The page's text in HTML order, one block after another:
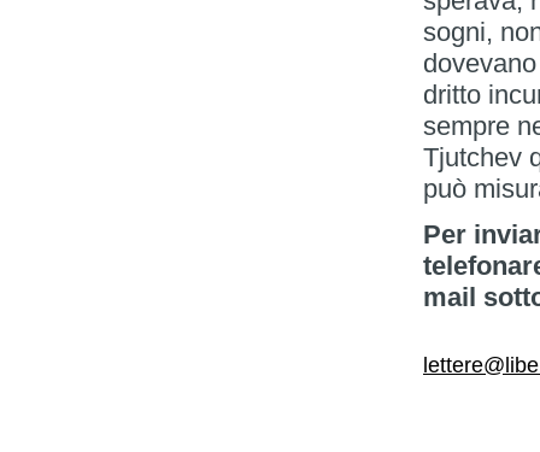
sogni,
dritto
sempre
Tjutchev
può
Per
mail